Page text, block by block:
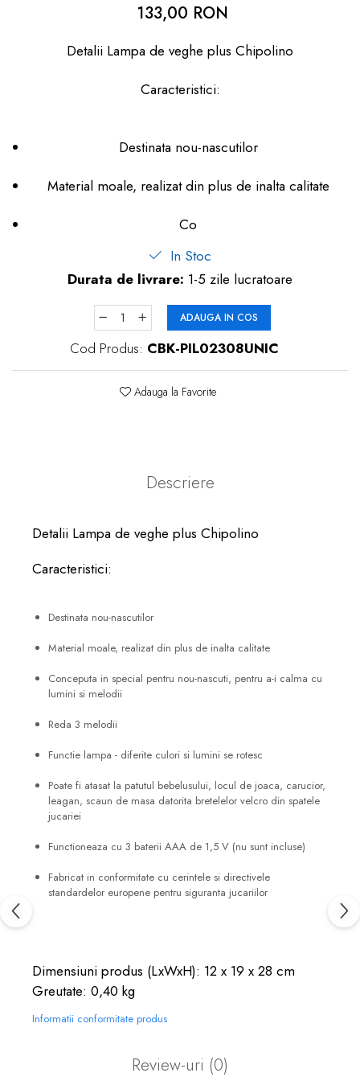
Produse îngrijire copii
133,00 RON
Detalii Lampa de veghe plus Chipolino
Caracteristici:
Destinata nou-nascutilor
Material moale, realizat din plus de inalta calitate
Co
In Stoc
Durata de livrare: 1-5 zile lucratoare
ADAUGA IN COS
Cod Produs: CBK-PIL02308UNIC
Adauga la Favorite
Descriere
Detalii Lampa de veghe plus Chipolino
Caracteristici:
Destinata nou-nascutilor
Material moale, realizat din plus de inalta calitate
Conceputa in special pentru nou-nascuti, pentru a-i calma cu
lumini si melodii
Reda 3 melodii
Functie lampa - diferite culori si lumini se rotesc
Poate fi atasat la patutul bebelusului, locul de joaca, carucior,
leagan, scaun de masa datorita bretelelor velcro din spatele
jucariei
Functioneaza cu 3 baterii AAA de 1,5 V (nu sunt incluse)
Fabricat in conformitate cu cerintele si directivele
standardelor europene pentru siguranta jucariilor
Dimensiuni produs (LxWxH): 12 x 19 x 28 cm
Greutate: 0,40 kg
Informatii conformitate produs
Review-uri (0)